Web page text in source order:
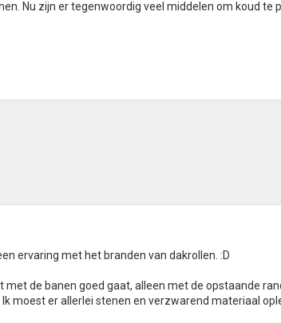
Nu zijn er tegenwoordig veel middelen om koud te
ervaring met het branden van dakrollen. :D
de banen goed gaat, alleen met de opstaande
moest er allerlei stenen en verzwarend materiaal